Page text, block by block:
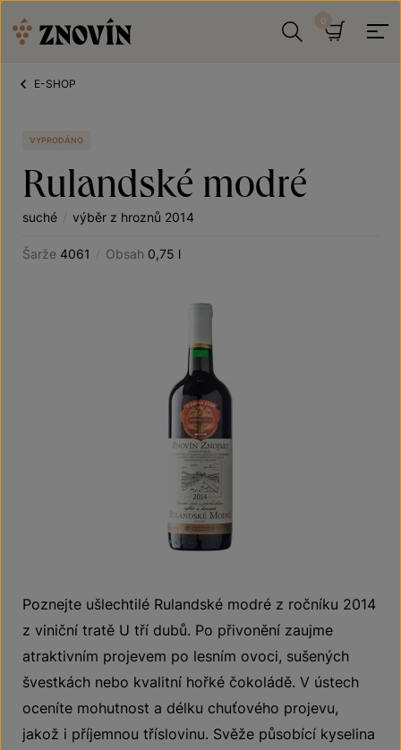
E-SHOP
VYPRODÁNO
Rulandské modré
suché / výběr z hroznů 2014
Šarže 4061 / Obsah 0,75 l
Poznejte ušlechtilé Rulandské modré z ročníku 2014
z viniční tratě U tří dubů. Po přivonění zaujme
atraktivním projevem po lesním ovoci, sušených
švestkách nebo kvalitní hořké čokoládě. V ústech
oceníte mohutnost a délku chuťového projevu,
jakož i příjemnou tříslovinu. Svěže působící kyselina